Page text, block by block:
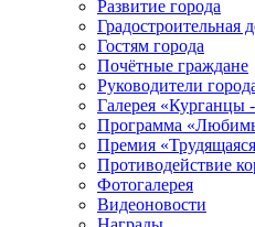
Развитие города
Градостроительная
Гостям города
Почётные граждане
Руководители
Галерея «Курганцы
Программа
Премия
Противодействие
Фотогалерея
Видеоновости